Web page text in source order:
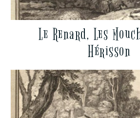
Le Renard, Les
Hérisson